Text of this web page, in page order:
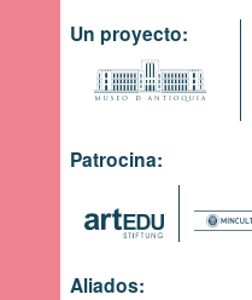
Un proyecto:
Patrocina:
Aliados: